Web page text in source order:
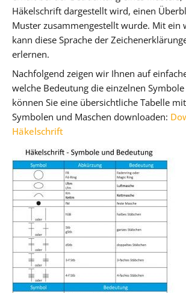
Häkelschrift dargestellt wird, einen
Muster zusammengestellt wurde. Mit ein
kann diese Sprache der
erlernen.
Nachfolgend zeigen wir Ihnen auf
welche Bedeutung die einzelnen
können Sie eine übersichtliche Tabelle
Symbolen und Maschen downloaden:
Häkelschrift